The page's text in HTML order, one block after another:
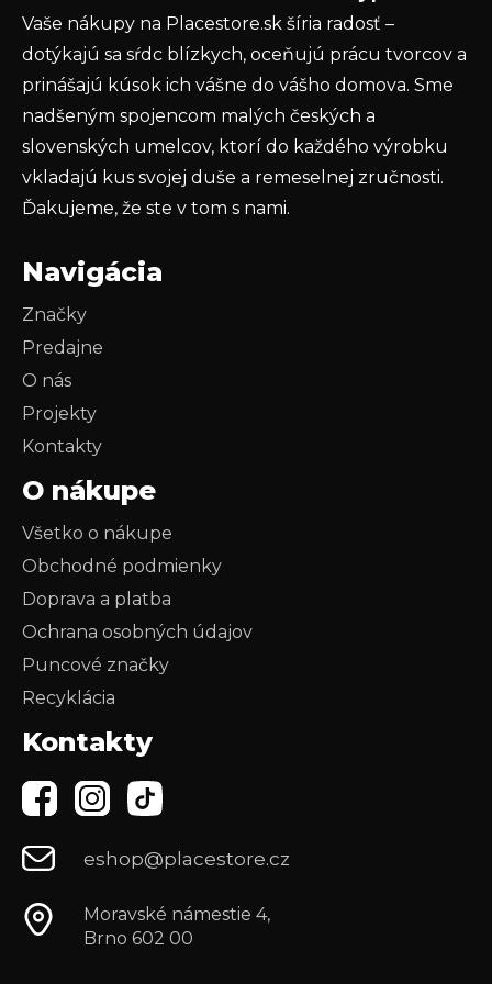
PRIHLÁSIŤ SA
Vaše nákupy na Placestore.sk šíria radosť –
dotýkajú sa sŕdc blízkych, oceňujú prácu tvorcov a
prinášajú kúsok ich vášne do vášho domova. Sme
nadšeným spojencom malých českých a
slovenských umelcov, ktorí do každého výrobku
vkladajú kus svojej duše a remeselnej zručnosti.
Ďakujeme, že ste v tom s nami.
Navigácia
Značky
Predajne
O nás
Projekty
Kontakty
O nákupe
Všetko o nákupe
Obchodné podmienky
Doprava a platba
Ochrana osobných údajov
Puncové značky
Recyklácia
Kontakty
eshop@placestore.cz
Moravské námestie 4,
Brno 602 00